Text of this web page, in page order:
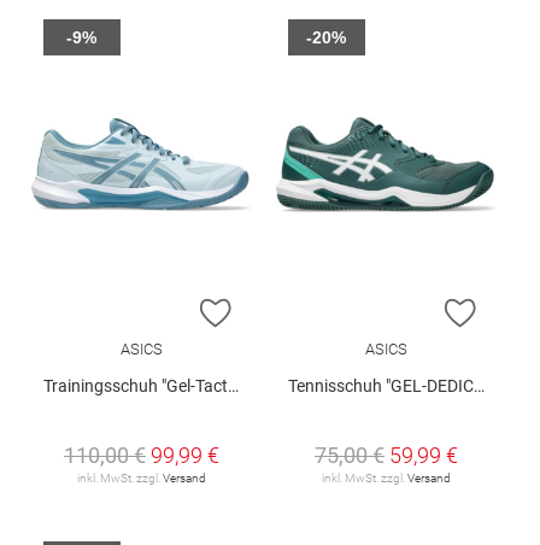
ZUR WUNSCHLISTE HINZUFÜGEN
ASICS
Trainingsschuh "Gel-Tactic 13"
110,00 € 99,99 €
inkl. MwSt. zzgl.Versand
-9%
ZUR
ASICS
Tennisschuh "GEL-DEDICATE 8 CLAY"
75,00 € 59,99 €
inkl. MwSt. zzgl.Versand
-20%